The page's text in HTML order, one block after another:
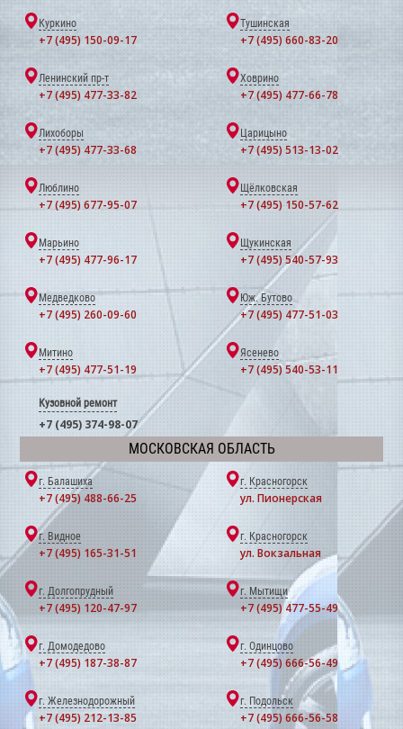
Куркино
+7 (495) 150-09-17
Тушинская
+7 (495) 660-83-20
Ленинский пр-т
+7 (495) 477-33-82
Ховрино
+7 (495) 477-66-78
Лихоборы
+7 (495) 477-33-68
Царицыно
+7 (495) 513-13-02
Люблино
+7 (495) 677-95-07
Щёлковская
+7 (495) 150-57-62
Марьино
+7 (495) 477-96-17
Щукинская
+7 (495) 540-57-93
Медведково
+7 (495) 260-09-60
Юж. Бутово
+7 (495) 477-51-03
Митино
+7 (495) 477-51-19
Ясенево
+7 (495) 540-53-11
Кузовной ремонт
+7 (495) 374-98-07
МОСКОВСКАЯ ОБЛАСТЬ
г. Балашиха
+7 (495) 488-66-25
г. Красногорск
ул. Пионерская
г. Видное
+7 (495) 165-31-51
г. Красногорск
ул. Вокзальная
г. Долгопрудный
+7 (495) 120-47-97
г. Мытищи
+7 (495) 477-55-49
г. Домодедово
+7 (495) 187-38-87
г. Одинцово
+7 (495) 666-56-49
г. Железнодорожный
+7 (495) 212-13-85
г. Подольск
+7 (495) 666-56-58